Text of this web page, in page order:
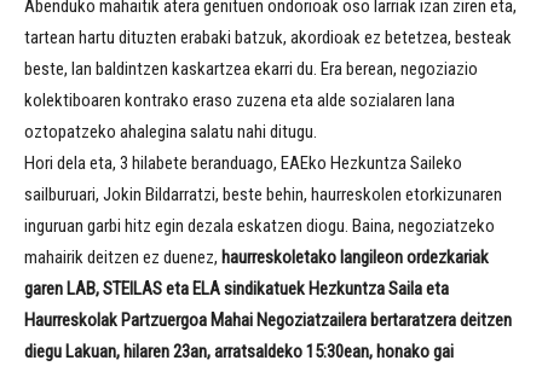
Abenduko mahaitik atera genituen ondorioak oso larriak izan ziren eta,
tartean hartu dituzten erabaki batzuk, akordioak ez betetzea, besteak
beste, lan baldintzen kaskartzea ekarri du. Era berean, negoziazio
kolektiboaren kontrako eraso zuzena eta alde sozialaren lana
oztopatzeko ahalegina salatu nahi ditugu.
Hori dela eta, 3 hilabete beranduago, EAEko Hezkuntza Saileko
sailburuari, Jokin Bildarratzi, beste behin, haurreskolen etorkizunaren
inguruan garbi hitz egin dezala eskatzen diogu. Baina, negoziatzeko
mahairik deitzen ez duenez, haurreskoletako langileon ordezkariak
garen LAB, STEILAS eta ELA sindikatuek Hezkuntza Saila eta
Haurreskolak Partzuergoa Mahai Negoziatzailera bertaratzera deitzen
diegu Lakuan, hilaren 23an, arratsaldeko 15:30ean, honako gai